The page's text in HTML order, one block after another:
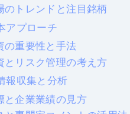
のトレンドと注目銘柄
アプローチ
の重要性と手法
とリスク管理の考え方
報収集と分析
と企業業績の見方